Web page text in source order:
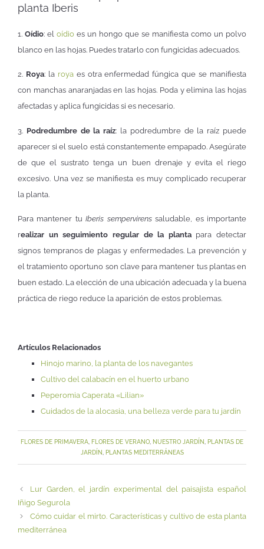
planta Iberis
1. Oídio: el oídio es un hongo que se manifiesta como un polvo
blanco en las hojas. Puedes tratarlo con fungicidas adecuados.
2. Roya: la royaes otra enfermedad fúngica que se manifiesta
con manchas anaranjadas en las hojas. Poda y elimina las hojas
afectadas y aplica fungicidas si es necesario.
3. Podredumbre de la raíz: la podredumbre de la raíz puede
aparecer si el suelo está constantemente empapado. Asegúrate
de que el sustrato tenga un buen drenaje y evita el riego
excesivo. Una vez se manifiesta es muy complicado recuperar
la planta.
Para mantener tuIberis sempervirenssaludable, es importante
realizar un seguimiento regular de la plantapara detectar
signos tempranos de plagas y enfermedades. La prevención y
el tratamiento oportuno son clave para mantener tus plantas en
buen estado. La elección de una ubicación adecuada y la buena
práctica de riego reduce la aparición de estos problemas.
Artículos Relacionados
Hinojo marino, la planta de los navegantes
Cultivo del calabacín en el huerto urbano
Peperomia Caperata «Lilian»
Cuidados de la alocasia, una belleza verde para tu jardín
FLORES DE PRIMAVERA FLORES DE VERANO NUESTRO JARDÍN
PLANTAS DE
JARDÍN
PLANTAS MEDITERRÁNEAS
Lur Garden, el jardín experimental del paisajista español
Iñigo Segurola
Cómo cuidar el mirto. Características y cultivo de esta planta
mediterránea